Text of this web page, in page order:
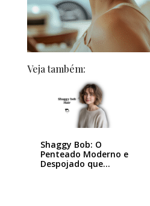
Veja também:
Shaggy Bob: O
Penteado Moderno e
Despojado que